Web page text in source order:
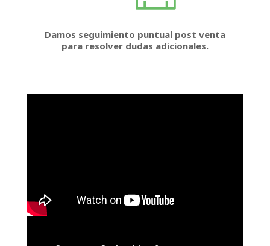
Damos seguimiento puntual post venta
para resolver dudas adicionales.